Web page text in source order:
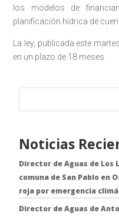
los modelos de
planificación hídrica de
La ley, publicada este
en un plazo de 18 meses.
Noticias
Director de Aguas de
comuna de San Pablo en
roja por emergencia
Director de Aguas de